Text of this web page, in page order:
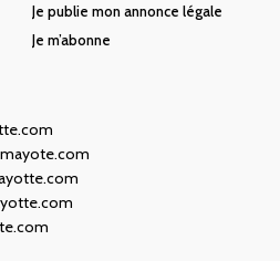
Je publie mon annonce légale
Je m’abonne